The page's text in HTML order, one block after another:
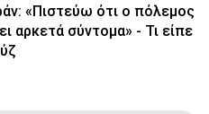
«Πιστεύω ότι ο πόλεμος
αρκετά σύντομα» - Τι είπε